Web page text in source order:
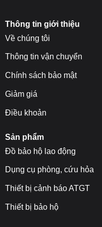
Thông tin giới thiệu
Về chúng tôi
Thông tin vận chuyển
Chính sách bảo mật
Giảm giá
Điều khoản
Sản phẩm
Đồ bảo hộ lao động
Dụng cụ phòng, cứu hỏa
Thiết bị cảnh báo ATGT
Thiết bị bảo hộ